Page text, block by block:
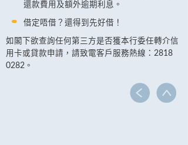
還款費用及額外逾期利息。
借定唔借？還得到先好借！
如閣下欲查詢任何第三方是否獲本行委任轉介信
用卡或貸款申請，請致電客戶服務熱線：2818
0282。